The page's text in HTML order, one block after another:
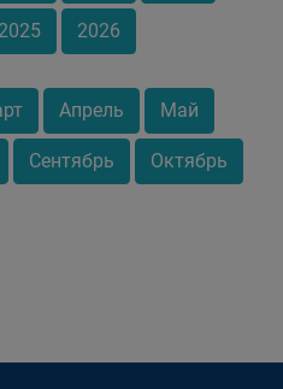
2025 2026
Апрель Май
Сентябрь Октябрь